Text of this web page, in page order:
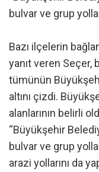
bulvar ve grup
Bazı ilçelerin
yanıt veren Seçer,
tümünün
altını çizdi.
alanlarının belirli
“Büyükşehir
bulvar ve grup
arazi yollarını da